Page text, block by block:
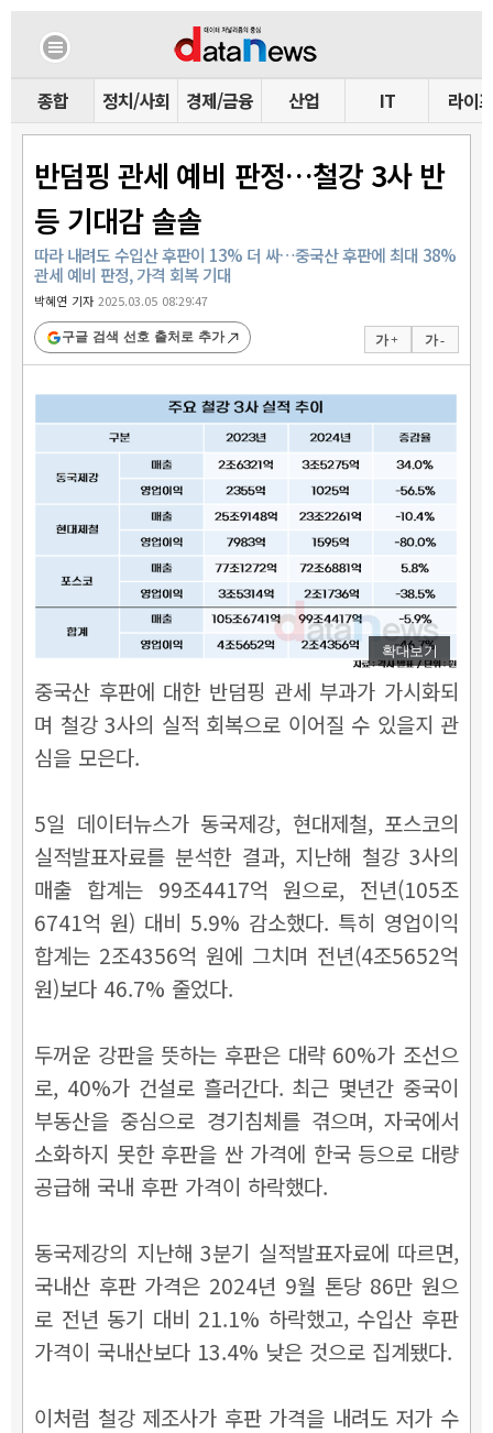
종합 정치/사회 경제/금융 산업 IT 라이프
반덤핑 관세 예비 판정…철강 3사 반
등 기대감 솔솔
따라 내려도 수입산 후판이 13% 더 싸…중국산 후판에 최대 38%
관세 예비 판정, 가격 회복 기대
박혜연 기자2025.03.05 08:29:47
가 + 가 -
구글 검색 선호 출처로 추가
확대보기
중국산 후판에 대한 반덤핑 관세 부과가 가시화되
며 철강 3사의 실적 회복으로 이어질 수 있을지 관
심을 모은다.
5일 데이터뉴스가 동국제강, 현대제철, 포스코의
실적발표자료를 분석한 결과, 지난해 철강 3사의
매출 합계는 99조4417억 원으로, 전년(105조
6741억 원) 대비 5.9% 감소했다. 특히 영업이익
합계는 2조4356억 원에 그치며 전년(4조5652억
원)보다 46.7% 줄었다.
두꺼운 강판을 뜻하는 후판은 대략 60%가 조선으
로, 40%가 건설로 흘러간다. 최근 몇년간 중국이
부동산을 중심으로 경기침체를 겪으며, 자국에서
소화하지 못한 후판을 싼 가격에 한국 등으로 대량
공급해 국내 후판 가격이 하락했다.
동국제강의 지난해 3분기 실적발표자료에 따르면,
국내산 후판 가격은 2024년 9월 톤당 86만 원으
로 전년 동기 대비 21.1% 하락했고, 수입산 후판
가격이 국내산보다 13.4% 낮은 것으로 집계됐다.
이처럼 철강 제조사가 후판 가격을 내려도 저가 수